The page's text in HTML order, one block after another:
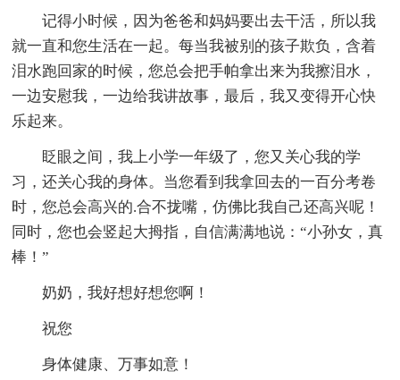
记得小时候，因为爸爸和妈妈要出去干活，所以我
就一直和您生活在一起。每当我被别的孩子欺负，含着
泪水跑回家的时候，您总会把手帕拿出来为我擦泪水，
一边安慰我，一边给我讲故事，最后，我又变得开心快
乐起来。
眨眼之间，我上小学一年级了，您又关心我的学
习，还关心我的身体。当您看到我拿回去的一百分考卷
时，您总会高兴的.合不拢嘴，仿佛比我自己还高兴呢！
同时，您也会竖起大拇指，自信满满地说：“小孙女，真
棒！”
奶奶，我好想好想您啊！
祝您
身体健康、万事如意！